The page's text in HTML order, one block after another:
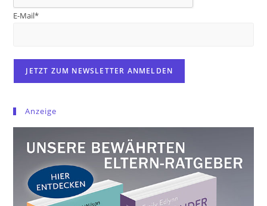
E-Mail*
Anzeige